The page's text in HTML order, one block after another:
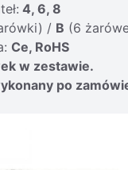
4, 6, 8
/ B (6
Ce, RoHS
w zestawie.
po